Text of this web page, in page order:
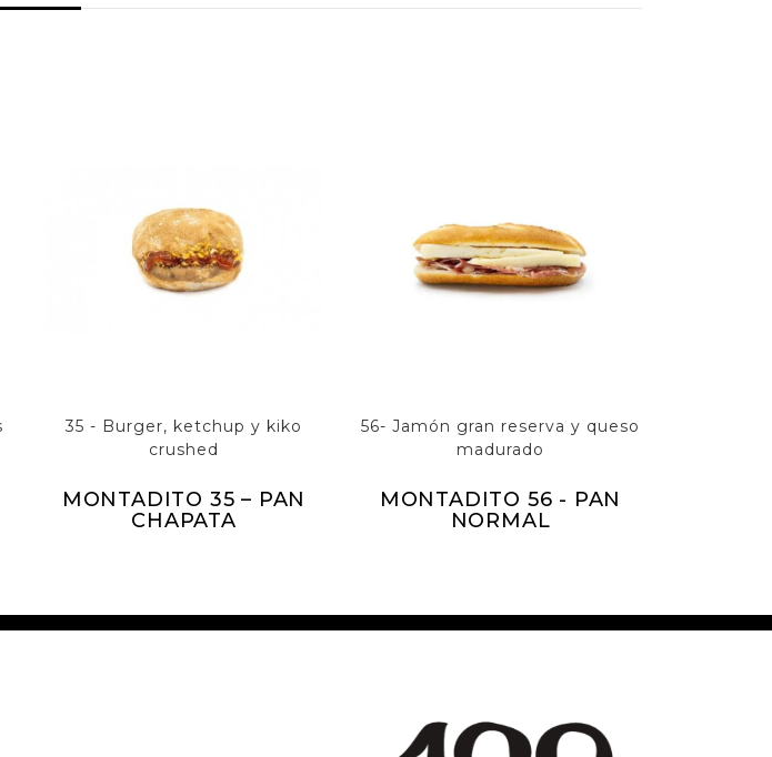
35 - Burger, ketchup y kiko
crushed
MONTADITO 35 – PAN
CHAPATA
56- Jamón gran reserva y queso
madurado
MONTADITO 56 - PAN
NORMAL